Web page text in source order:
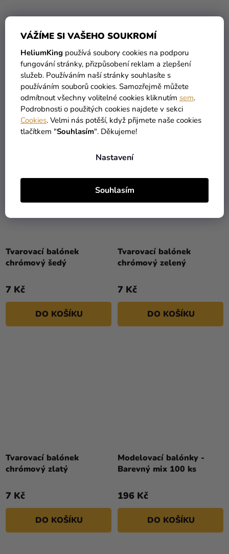
VÁŽÍME SI VAŠEHO SOUKROMÍ
HeliumKing používá soubory cookies na podporu
fungování stránky, přizpůsobení reklam a zlepšení
služeb. Používáním naší stránky souhlasíte s
používáním souborů cookies. Samozřejmě můžete
odmítnout všechny volitelné cookies kliknutím sem.
Podrobnosti o použitých cookies najdete v sekci
Cookies. Velmi nás potěší, když přijmete naše cookies
tlačítkem "Souhlasím". Děkujeme!
Nastavení
Souhlasím
chrómový růžový
7 Kč
DO KOŠÍKU
chrómový stříbrný
7 Kč
DO KOŠÍKU
Tvarovací balónek
chrómový šedý
7 Kč
DO KOŠÍKU
Tvarovací balónek
chrómový zelený
7 Kč
DO KOŠÍKU
Tvarovací balónek
chrómový zlatý
7 Kč
DO KOŠÍKU
Modelovací balónky -
Barevný mix 100 ks
196 Kč
DO KOŠÍKU